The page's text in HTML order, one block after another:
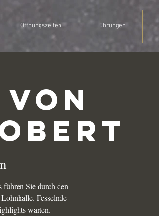
Öffnungszeiten Führungen
von
führen Sie durch den
Fesselnde
warten.